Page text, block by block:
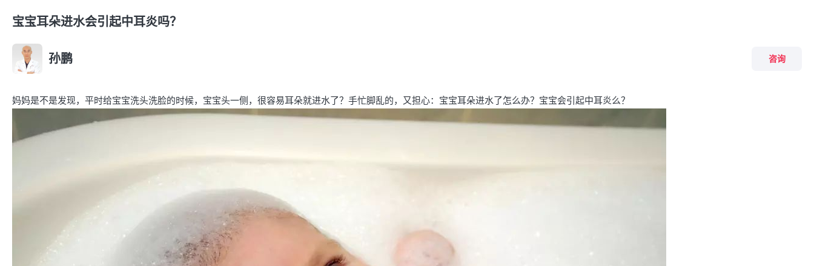
宝宝耳朵进水会引起中耳炎吗？
孙鹏 咨询
妈妈是不是发现，平时给宝宝洗头洗脸的时候， 宝宝头一侧，很容易耳朵就进水了？手忙脚乱的，又担心： 宝宝耳朵进水了怎么办？ 宝宝会引起中耳炎么？